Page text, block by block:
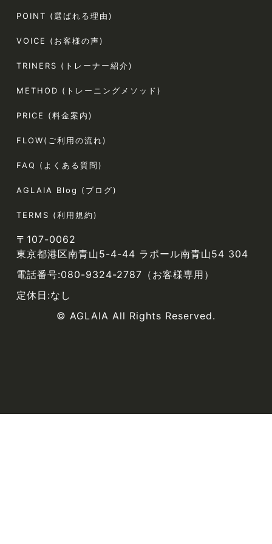
POINT (選ばれる理由)
VOICE (お客様の声)
TRINERS (トレーナー紹介)
METHOD (トレーニングメソッド)
PRICE (料金案内)
FLOW(ご利用の流れ)
FAQ (よくある質問)
AGLAIA Blog (ブログ)
TERMS (利用規約)
〒107-0062
東京都港区南青山5-4-44 ラポール南青山54 304
電話番号:080-9324-2787（お客様専用）
定休日:なし
© AGLAIA All Rights Reserved.